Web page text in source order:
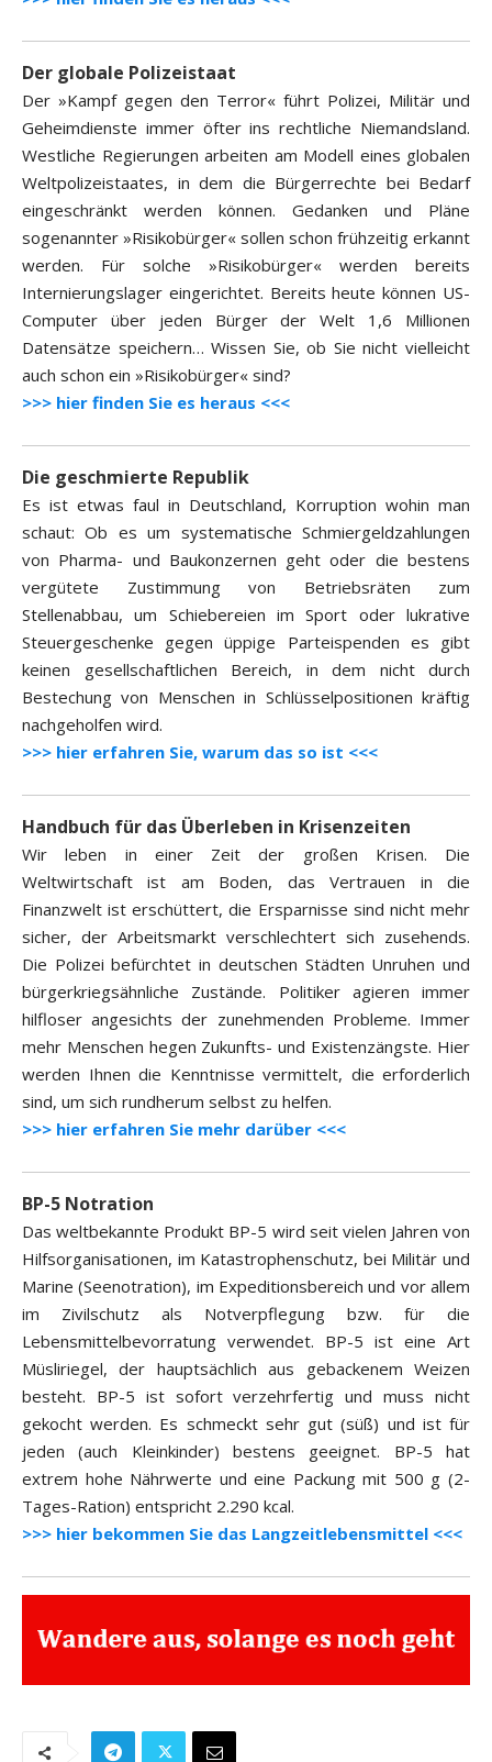
Der globale Polizeistaat
Der »Kampf gegen den Terror« führt Polizei, Militär und
Geheimdienste immer öfter ins rechtliche Niemandsland.
Westliche Regierungen arbeiten am Modell eines globalen
Weltpolizeistaates, in dem die Bürgerrechte bei Bedarf
eingeschränkt werden können. Gedanken und Pläne
sogenannter »Risikobürger« sollen schon frühzeitig erkannt
werden. Für solche »Risikobürger« werden bereits
Internierungslager eingerichtet. Bereits heute können US-
Computer über jeden Bürger der Welt 1,6 Millionen
Datensätze speichern… Wissen Sie, ob Sie nicht vielleicht
auch schon ein »Risikobürger« sind?
>>> hier finden Sie es heraus <<<
Die geschmierte Republik
Es ist etwas faul in Deutschland, Korruption wohin man
schaut: Ob es um systematische Schmiergeldzahlungen
von Pharma- und Baukonzernen geht oder die bestens
vergütete Zustimmung von Betriebsräten zum
Stellenabbau, um Schiebereien im Sport oder lukrative
Steuergeschenke gegen üppige Parteispenden es gibt
keinen gesellschaftlichen Bereich, in dem nicht durch
Bestechung von Menschen in Schlüsselpositionen kräftig
nachgeholfen wird.
>>> hier erfahren Sie, warum das so ist <<<
Handbuch für das Überleben in Krisenzeiten
Wir leben in einer Zeit der großen Krisen. Die
Weltwirtschaft ist am Boden, das Vertrauen in die
Finanzwelt ist erschüttert, die Ersparnisse sind nicht mehr
sicher, der Arbeitsmarkt verschlechtert sich zusehends.
Die Polizei befürchtet in deutschen Städten Unruhen und
bürgerkriegsähnliche Zustände. Politiker agieren immer
hilfloser angesichts der zunehmenden Probleme. Immer
mehr Menschen hegen Zukunfts- und Existenzängste. Hier
werden Ihnen die Kenntnisse vermittelt, die erforderlich
sind, um sich rundherum selbst zu helfen.
>>> hier erfahren Sie mehr darüber <<<
BP-5 Notration
Das weltbekannte Produkt BP-5 wird seit vielen Jahren von
Hilfsorganisationen, im Katastrophenschutz, bei Militär und
Marine (Seenotration), im Expeditionsbereich und vor allem
im Zivilschutz als Notverpflegung bzw. für die
Lebensmittelbevorratung verwendet. BP-5 ist eine Art
Müsliriegel, der hauptsächlich aus gebackenem Weizen
besteht. BP-5 ist sofort verzehrfertig und muss nicht
gekocht werden. Es schmeckt sehr gut (süß) und ist für
jeden (auch Kleinkinder) bestens geeignet. BP-5 hat
extrem hohe Nährwerte und eine Packung mit 500 g (2-
Tages-Ration) entspricht 2.290 kcal.
>>> hier bekommen Sie das Langzeitlebensmittel <<<